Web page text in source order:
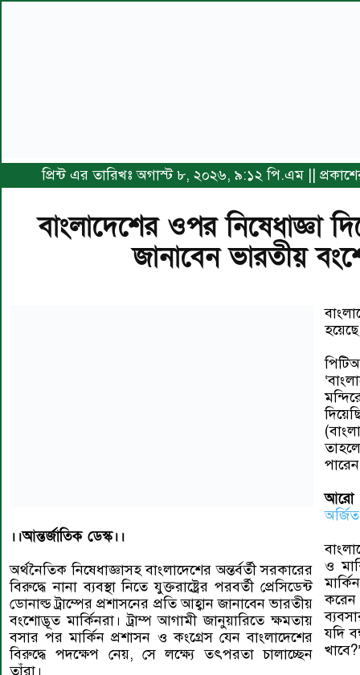
প্রিন্ট এর তারিখঃ অগাস্ট ৮, ২০২৬, ৯:১২ পি.এম ||
বাংলাদেশের ওপর নিষেধাজ্ঞা
জানাবেন ভারতীয়
।।আন্তর্জাতিক ডেস্ক।।
অর্থনৈতিক নিষেধাজ্ঞাসহ বাংলাদেশের অন্তর্বর্তী সরকারের
বিরুদ্ধে নানা ব্যবস্থা নিতে যুক্তরাষ্ট্রের পরবর্তী প্রেসিডেন্ট
ডোনাল্ড ট্রাম্পের প্রশাসনের প্রতি আহ্বান জানাবেন ভারতীয়
বংশোদ্ভূত মার্কিনরা। ট্রাম্প আগামী জানুয়ারিতে ক্ষমতায়
বসার পর মার্কিন প্রশাসন ও কংগ্রেস যেন বাংলাদেশের
বিরুদ্ধে পদক্ষেপ নেয়, সে লক্ষ্যে তৎপরতা চালাচ্ছেন
তাঁরা।
আরো
ও
করেন
যদি
খাবে?’